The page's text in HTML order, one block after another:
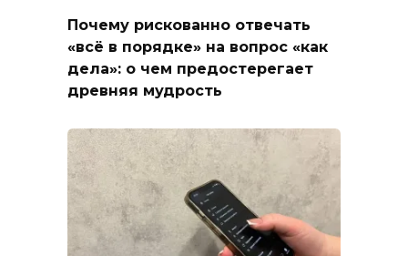
Почему рискованно отвечать
«всё в порядке» на вопрос «как
дела»: о чем предостерегает
древняя мудрость